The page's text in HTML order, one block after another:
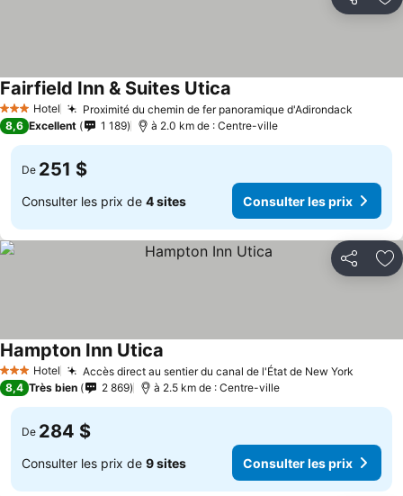
Partager
3 ÉtoilesHotel Proximité du chemin de fer panoramique d'Adirondack
Fairfield Inn & Suites Utica
8,6 Excellent 1 189 à 2.0 km de : Centre-ville
De 251 $
Consulter les prix de 4 sites Consulter les prix
Partager
3 ÉtoilesHotel Accès direct au sentier du canal de l'État de New York
Hampton Inn Utica
8,4 Très bien 2 869 à 2.5 km de : Centre-ville
De 284 $
Consulter les prix de 9 sites Consulter les prix